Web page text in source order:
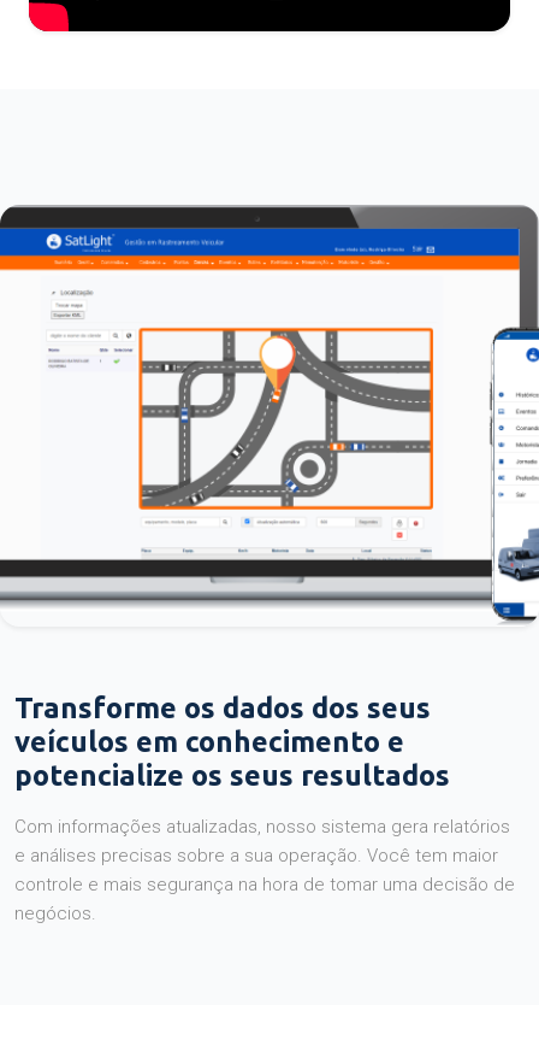
Transforme os dados dos seus
veículos em conhecimento e
potencialize os seus resultados
Com informações atualizadas, nosso sistema gera relatórios
e análises precisas sobre a sua operação. Você tem maior
controle e mais segurança na hora de tomar uma decisão de
negócios.